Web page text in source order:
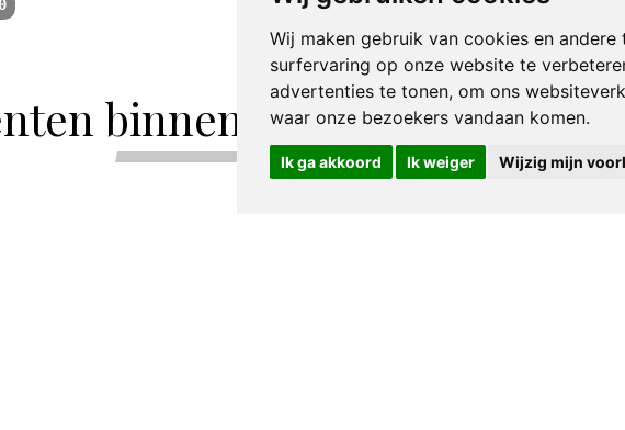
Wij maken gebruik van cookies en
surfervaring op onze website te
advertenties te tonen, om ons
waar onze bezoekers vandaan komen.
Ik ga akkoord Ik weiger Wijzig mijn
binnen de categorie